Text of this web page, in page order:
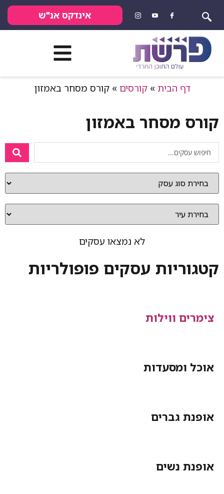
אינדקס אנ"ש
דף הבית »קורסים »קורס מסחר באמזון
קורס מסחר באמזון
לא נמצאו עסקים
קטגוריות עסקים פופולריות
צימרים ווילות
אוכל ומסעדות
אופנת גברים
אופנת נשים